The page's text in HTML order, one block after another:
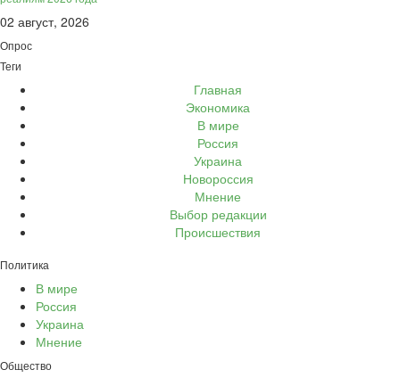
02 август, 2026
Опрос
Теги
Главная
Экономика
В мире
Россия
Украина
Новороссия
Мнение
Выбор редакции
Происшествия
Политика
В мире
Россия
Украина
Мнение
Общество